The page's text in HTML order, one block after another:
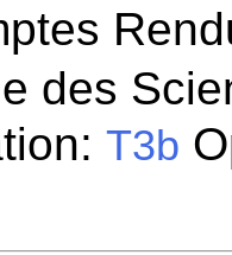
des
T3b